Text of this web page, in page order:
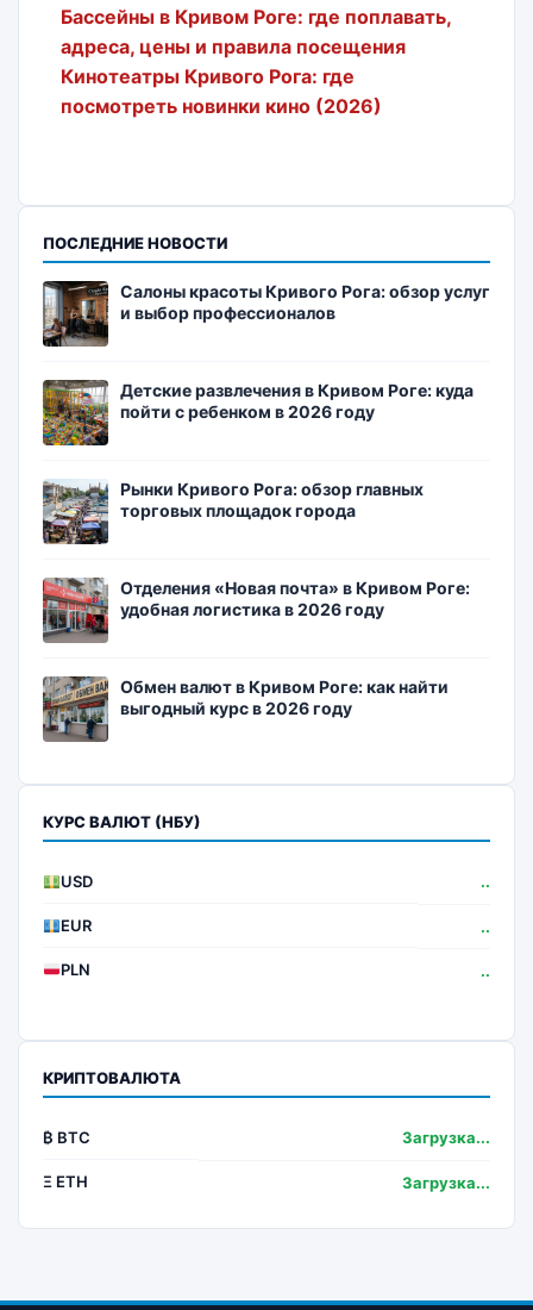
Бассейны в Кривом Роге: где поплавать,
адреса, цены и правила посещения
Кинотеатры Кривого Рога: где
посмотреть новинки кино (2026)
ПОСЛЕДНИЕ НОВОСТИ
Салоны красоты Кривого Рога: обзор услуг
и выбор профессионалов
Детские развлечения в Кривом Роге: куда
пойти с ребенком в 2026 году
Рынки Кривого Рога: обзор главных
торговых площадок города
Отделения «Новая почта» в Кривом Роге:
удобная логистика в 2026 году
Обмен валют в Кривом Роге: как найти
выгодный курс в 2026 году
КУРС ВАЛЮТ (НБУ)
USD ..
EUR ..
PLN ..
КРИПТОВАЛЮТА
₿ BTC Загрузка...
Ξ ETH Загрузка...